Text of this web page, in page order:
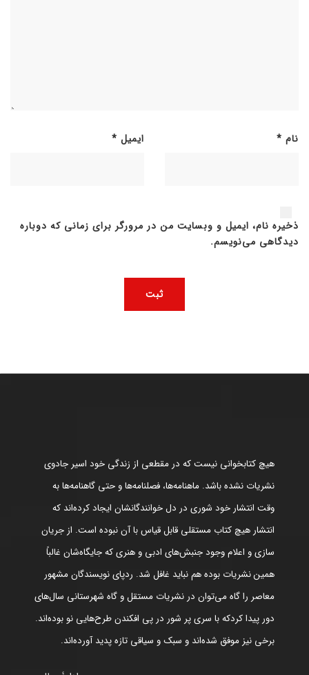
نام * ایمیل *
ذخیره نام، ایمیل و وبسایت من در مرورگر برای زمانی که دوباره
دیدگاهی می‌نویسم.
هیچ کتابخوانی نیست که در مقطعی از زندگی خود اسیر جادوی
نشریات نشده باشد. ماهنامه‌ها، فصلنامه‌ها و حتی گاهنامه‌ها به
وقت انتشار خود شوری در دل خوانندگانشان ایجاد کرده‌اند که
انتشار هیچ کتاب مستقلی قابل قیاس با آن نبوده است. از جریان
سازی و اعلام وجود جنبش‌های ادبی و هنری که جایگاه‌شان غالباً
همین نشریات بوده هم نباید غافل شد. ردپای نویسندگان مشهور
معاصر را گاه می‌توان در نشریات مستقل و گاه شهرستانی سال‌های
دور پیدا کردکه با سری پر شور در پی افکندن طرح‌هایی نو بوده‌اند.
برخی نیز موفق شده‌اند و سبک و سیاقی تازه پدید آورده‌اند.